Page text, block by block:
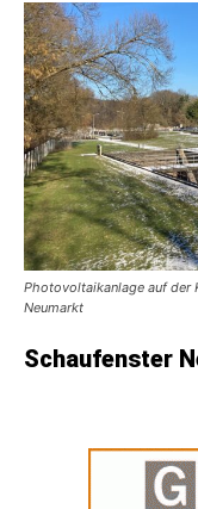
Photovoltaikanlage auf der
Neumarkt
Schaufenster